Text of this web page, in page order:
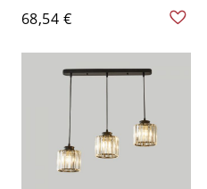
rosace ronde, accent bois
et abat-jour ronds en
plastique pour éclairage
de salle à manger ou
d’entrée
68,54 €